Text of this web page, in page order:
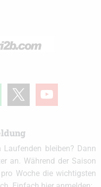
youtube
bleiben? Dann
an. Während der Saison
Woche die wichtigsten